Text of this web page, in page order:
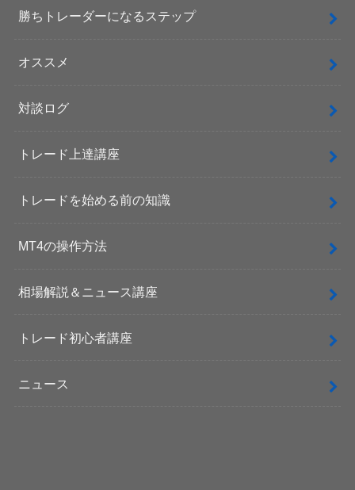
勝ちトレーダーになるステップ
オススメ
対談ログ
トレード上達講座
トレードを始める前の知識
MT4の操作方法
相場解説＆ニュース講座
トレード初心者講座
ニュース